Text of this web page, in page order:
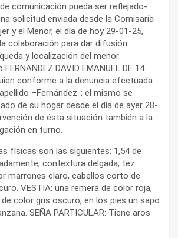
comunicación pueda ser reflejado-
solicitud enviada desde la Comisaría
y el Menor, el día de hoy 29-01-25,
colaboración para dar difusión
y localización del menor
DAVID EMANUEL DE 14
conforme a la denuncia efectuada
–Fernández-; el mismo se
de su hogar desde el día de ayer 28-
de ésta situación también a la
en turno.
físicas son las siguientes: 1,54 de
contextura delgada, tez
marrones claro, cabellos corto de
VESTIA: una remera de color roja,
color gris oscuro, en los pies un sapo
SEÑA PARTICULAR: Tiene aros